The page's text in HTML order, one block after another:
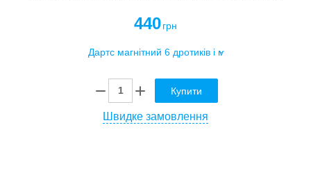
440 грн
Купити
Швидке замовлення